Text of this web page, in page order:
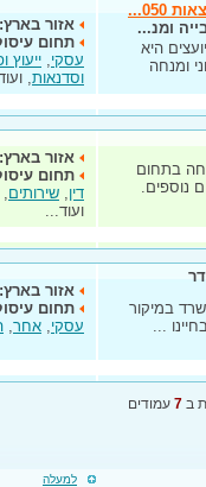
ומנ...
נחמד יועצים היא
ומנחה
אזור בארץ:
תחום
עסקי, ייעוץ
וסדנאות,
בתחום
נוספים.
אזור בארץ:
תחום
דין, שירותים,
ועוד...
במיקור
...
אזור בארץ:
תחום
עסקי, אחר,
ב 7 עמודים
למעלה